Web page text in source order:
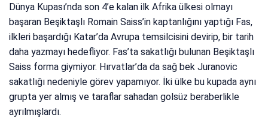
Dünya Kupası’nda son 4’e kalan ilk Afrika ülkesi olmayı
başaran Beşiktaşlı Romain Saiss’in kaptanlığını yaptığı Fas,
ilkleri başardığı Katar’da Avrupa temsilcisini devirip, bir tarih
daha yazmayı hedefliyor. Fas’ta sakatlığı bulunan Beşiktaşlı
Saiss forma giymiyor. Hırvatlar’da da sağ bek Juranovic
sakatlığı nedeniyle görev yapamıyor. İki ülke bu kupada aynı
grupta yer almış ve taraflar sahadan golsüz beraberlikle
ayrılmışlardı.